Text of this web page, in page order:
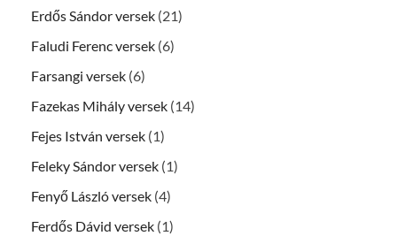
Erdős Sándor versek (21)
Faludi Ferenc versek (6)
Farsangi versek (6)
Fazekas Mihály versek (14)
Fejes István versek (1)
Feleky Sándor versek (1)
Fenyő László versek (4)
Ferdős Dávid versek (1)